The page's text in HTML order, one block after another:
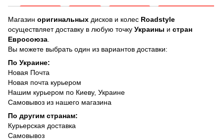
Магазин оригинальных дисков и колес Roadstyle
осуществляет доставку в любую точку Украины и стран
Евросоюза
Вы можете выбрать один из вариантов доставки:
По Украине:
Новая Почта
Новая почта курьером
Нашим курьером по Киеву, Украине
Самовывоз из нашего магазина
По другим странам:
Курьерская доставка
Самовывоз